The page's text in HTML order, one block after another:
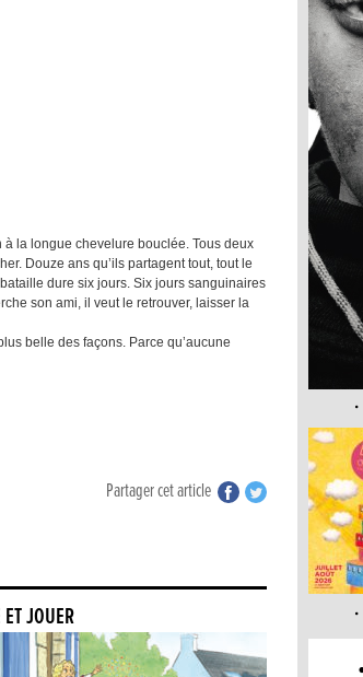
à la longue chevelure bouclée. Tous deux
Douze ans qu’ils partagent tout, tout le
dure six jours. Six jours sanguinaires
son ami, il veut le retrouver, laisser la
belle des façons. Parce qu’aucune
Partager cet article
JOUER